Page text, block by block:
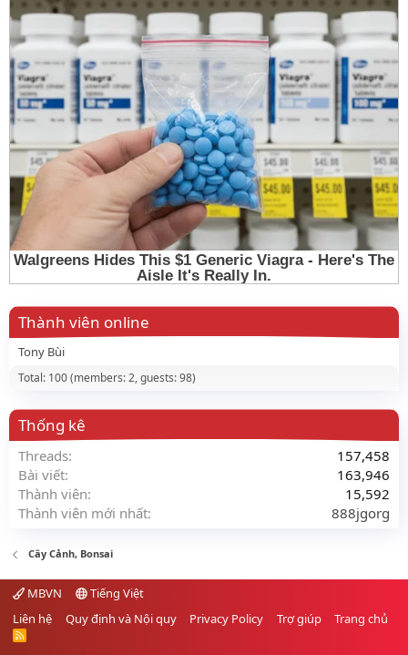
Thành viên online
Tony Bùi
Total: 100 (members: 2, guests: 98)
Thống kê
Threads
157,458
Bài viết
163,946
Thành viên
15,592
Thành viên mới nhất
888jgorg
Cây Cảnh, Bonsai
MBVN
Tiếng Việt
Liên hệ
Quy định và Nội quy Privacy Policy Trợ giúp Trang chủ
R